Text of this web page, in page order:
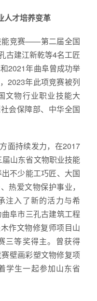
人才培养变革
能竞赛——第二届全国
古建江新乾等4名工匠
2021年曲阜曾成功举
2023年此项竞赛被列
文物行业职业技能大
会保障部、中华全国
面持续发力，在2017
山东省文物职业技能
不少能工巧匠、大国
热爱文物保护事业，
注入了新的活力与希
阜市三孔古建筑工程
作文物修复师项目山
三等奖得主。曾获得
壁画彩塑文物修复项
学生一起参加山东省